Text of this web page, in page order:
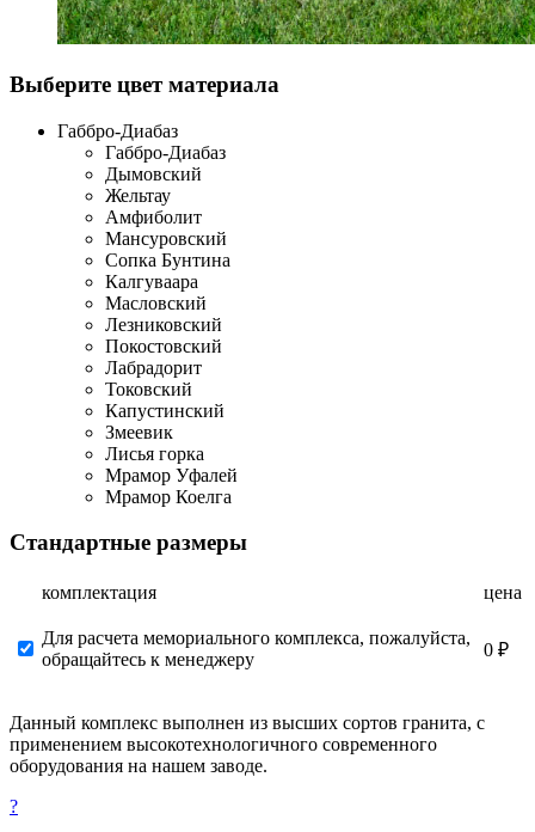
Выберите цвет материала
Габбро-Диабаз
Габбро-Диабаз
Дымовский
Жельтау
Амфиболит
Мансуровский
Сопка Бунтина
Калгуваара
Масловский
Лезниковский
Покостовский
Лабрадорит
Токовский
Капустинский
Змеевик
Лисья горка
Мрамор Уфалей
Мрамор Коелга
Стандартные размеры
комплектация цена
Для расчета мемориального комплекса, пожалуйста,
обращайтесь к менеджеру
0 ₽
Данный комплекс выполнен из высших сортов гранита, с
применением высокотехнологичного современного
оборудования на нашем заводе.
?